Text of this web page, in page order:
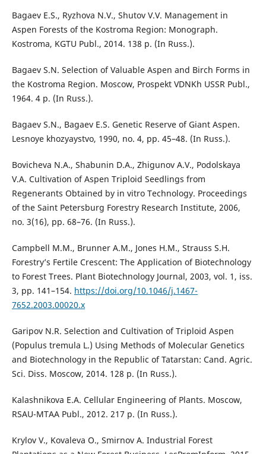
Bagaev E.S., Ryzhova N.V., Shutov V.V. Management in
Aspen Forests of the Kostroma Region: Monograph.
Kostroma, KGTU Publ., 2014. 138 p. (In Russ.).
Bagaev S.N. Selection of Valuable Aspen and Birch Forms in
the Kostroma Region. Moscow, Prospekt VDNKh USSR Publ.,
1964. 4 p. (In Russ.).
Bagaev S.N., Bagaev E.S. Genetic Reserve of Giant Aspen.
Lesnoye khozyaystvo, 1990, no. 4, pp. 45–48. (In Russ.).
Bovicheva N.A., Shabunin D.A., Zhigunov A.V., Podolskaya
V.A. Cultivation of Aspen Triploid Seedlings from
Regenerants Obtained by in vitro Technology. Proceedings
of the Saint Petersburg Forestry Research Institute, 2006,
no. 3(16), pp. 68–76. (In Russ.).
Campbell M.M., Brunner A.M., Jones H.M., Strauss S.H.
Forestry’s Fertile Crescent: The Application of Biotechnology
to Forest Trees. Plant Biotechnology Journal, 2003, vol. 1, iss.
3, pp. 141–154. https://doi.org/10.1046/j.1467-
7652.2003.00020.x
Garipov N.R. Selection and Cultivation of Triploid Aspen
(Populus tremula L.) Using Methods of Molecular Genetics
and Biotechnology in the Republic of Tatarstan: Cand. Agric.
Sci. Diss. Moscow, 2014. 128 p. (In Russ.).
Kalashnikova E.A. Cellular Engineering of Plants. Moscow,
RSAU-MTAA Publ., 2012. 217 p. (In Russ.).
Krylov V., Kovaleva O., Smirnov A. Industrial Forest